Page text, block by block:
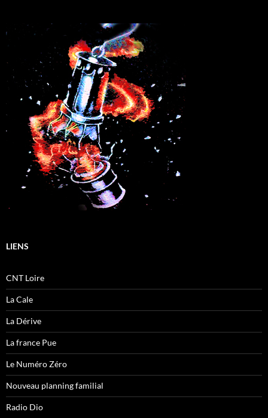
LIENS
CNT Loire
La Cale
La Dérive
La france Pue
Le Numéro Zéro
Nouveau planning familial
Radio Dio